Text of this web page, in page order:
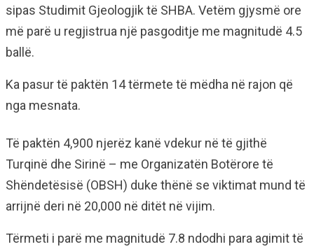
sipas Studimit Gjeologjik të SHBA. Vetëm gjysmë ore
më parë u regjistrua një pasgoditje me magnitudë 4.5
ballë.
Ka pasur të paktën 14 tërmete të mëdha në rajon që
nga mesnata.
Të paktën 4,900 njerëz kanë vdekur në të gjithë
Turqinë dhe Sirinë – me Organizatën Botërore të
Shëndetësisë (OBSH) duke thënë se viktimat mund të
arrijnë deri në 20,000 në ditët në vijim.
Tërmeti i parë me magnitudë 7.8 ndodhi para agimit të